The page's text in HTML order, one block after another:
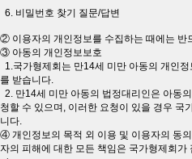
6. 비밀번호 찾기 질문/답변
② 이용자의 개인정보를 수집하는 때에는 반
③ 아동의 개인정보보호
1.국가형제회는 만14세 미만 아동의 개인
를 받습니다.
2. 만14세 미만 아동의 법정대리인은 아동
청할 수 있으며, 이러한 요청이 있을 경우 국
니다.
④ 개인정보의 목적 외 이용 및 이용자의 동
자의 피해에 대한 모든 책임은 국가형제회가